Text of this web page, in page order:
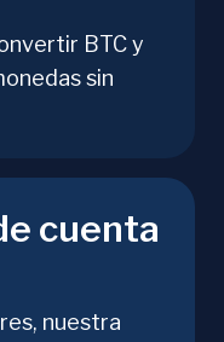
BTC y
sin
cuenta
nuestra